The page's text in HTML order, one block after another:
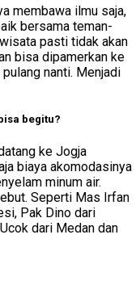
membawa ilmu saja,
bersama teman-
pasti tidak akan
bisa dipamerkan ke
nanti. Menjadi
begitu?
ke Jogja
biaya akomodasinya
minum air.
Seperti Mas Irfan
Pak Dino dari
dari Medan dan